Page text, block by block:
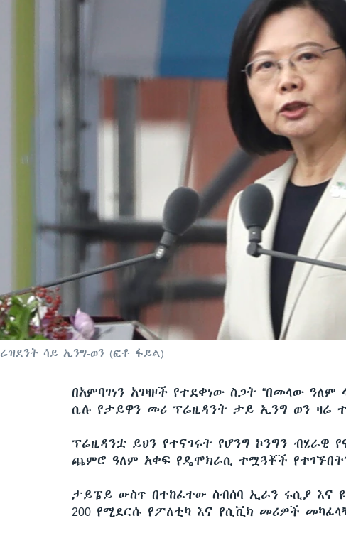
ሳይ ኢንግ-ወን (ፎቶ ፋይል)
በአምባገነን አገዛዞች የተደቀነው ስጋት “በመላው
ሲሉ የታይዋን መሪ ፕሬዚዳንት ታይ ኢንግ ወን ዛሬ
ፕሬዚዳንቷ ይህን የተናገሩት የሆንግ ኮንግን ብሄራዊ
ጨምሮ ዓለም አቀፍ የዴሞክራሲ ተሟጓቾች
ታይፔይ ውስጥ በተከፈተው ስብሰባ ኢራን ሩሲያ እና
200 የሚደርሱ የፖለቲካ እና የሲቪክ መሪዎች